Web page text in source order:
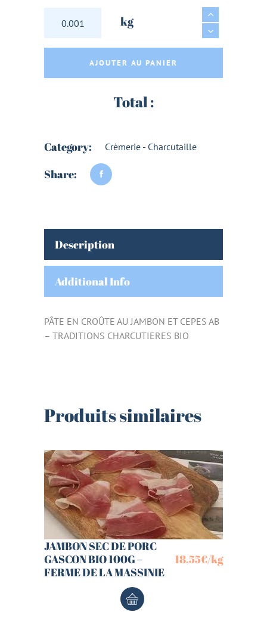
PÂTE EN CROÛTE AU JAMBON ET CEPES
kg
AJOUTER AU PANIER
Total :
Category: Crèmerie - Charcutaille
Share:
Description
Additional Info
PÂTE EN CROÛTE AU JAMBON ET CEPES AB
– TRADITIONS CHARCUTIERES BIO
Produits similaires
JAMBON SEC DE PORC
GASCON BIO 100G –
FERME DE LA MASSINIE
18,55€/kg